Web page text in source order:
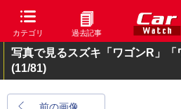
カテゴリ 過去記事
写真で見るスズキ「ワゴンR」「
(11/81)